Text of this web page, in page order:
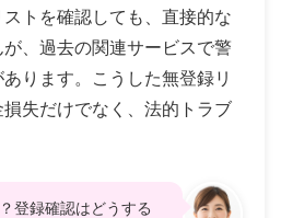
トを確認しても、直接的な
、過去の関連サービスで警
ります。こうした無登録リ
失だけでなく、法的トラブ
登録確認はどうする